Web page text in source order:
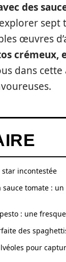
des
œuvres
crémeux,
dans
star incontestée
sauce tomate :
: une
des
pour